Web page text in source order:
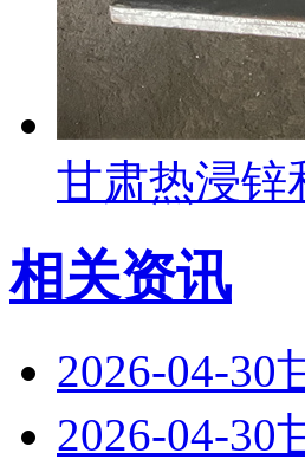
甘肃热浸锌
相关资讯
2026-04-30
2026-04-30